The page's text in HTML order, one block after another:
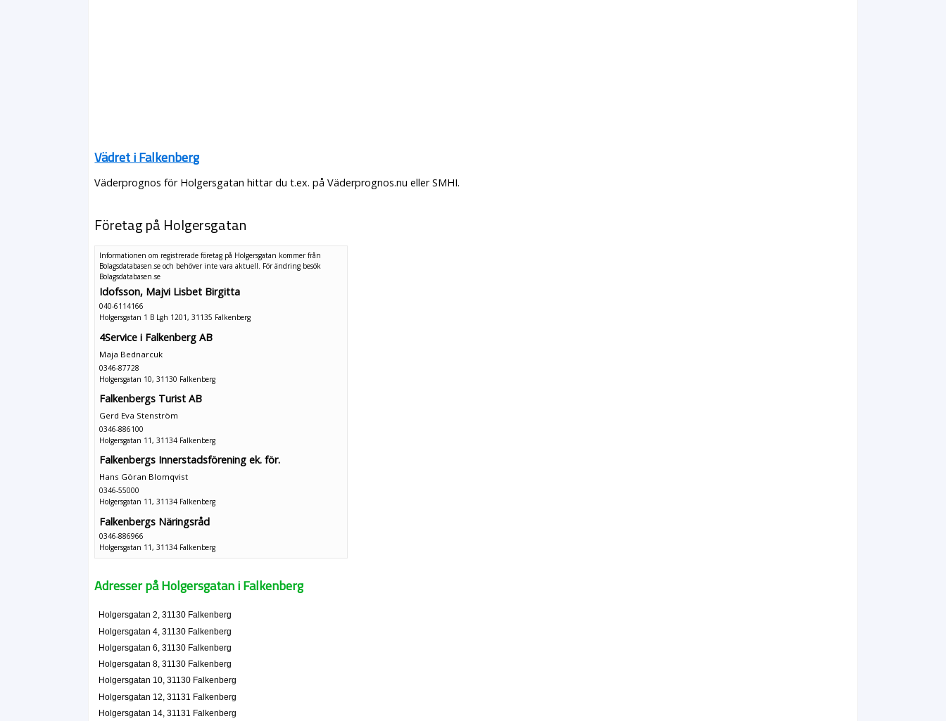
Vädret i Falkenberg
Väderprognos för Holgersgatan hittar du t.ex. på Väderprognos.nu eller SMHI.
Företag på Holgersgatan
Informationen om registrerade företag på Holgersgatan kommer från
Bolagsdatabasen.se och behöver inte vara aktuell. För ändring besök
Bolagsdatabasen.se
Idofsson, Majvi Lisbet Birgitta
040-6114166
Holgersgatan 1 B Lgh 1201, 31135 Falkenberg
4Service i Falkenberg AB
Maja Bednarcuk
0346-87728
Holgersgatan 10, 31130 Falkenberg
Falkenbergs Turist AB
Gerd Eva Stenström
0346-886100
Holgersgatan 11, 31134 Falkenberg
Falkenbergs Innerstadsförening ek. för.
Hans Göran Blomqvist
0346-55000
Holgersgatan 11, 31134 Falkenberg
Falkenbergs Näringsråd
0346-886966
Holgersgatan 11, 31134 Falkenberg
0346-886963
Holgersgatan 11, 31134 Falkenberg
Salong Lafrizz AB
Agneta Marie Carlson
0346-15555
Holgersgatan 13, 31134 Falkenberg
035-40769
Holgersgatan 14 C Lgh 1302, 31131 Falkenberg
Adresser på Holgersgatan i Falkenberg
Holgersgatan 2, 31130 Falkenberg
Holgersgatan 4, 31130 Falkenberg
Holgersgatan 6, 31130 Falkenberg
Holgersgatan 8, 31130 Falkenberg
Holgersgatan 10, 31130 Falkenberg
Holgersgatan 12, 31131 Falkenberg
Holgersgatan 14, 31131 Falkenberg